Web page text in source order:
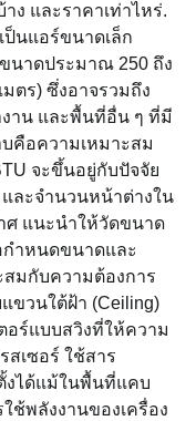
ง และราคาเท่าไหร่.
ป็นแอร์ขนาดเล็ก
นาดประมาณ 250 ถึง
มตร) ซึ่งอาจรวมถึง
าน และพื้นที่อื่น ๆ ที่มี
คือความเหมาะสม
จะขึ้นอยู่กับปัจจัย
ละจำนวนหน้าต่างใน
ศ แนะนำให้วัดขนาด
กำหนดขนาดและ
สมกับความต้องการ
ขวนใต้ฝ้า (Ceiling)
อร์แบบสวิงที่ให้ความ
สเซอร์ ใช้สาร
งได้แม้ในพื้นที่แคบ
ช้พลังงานของเครื่อง